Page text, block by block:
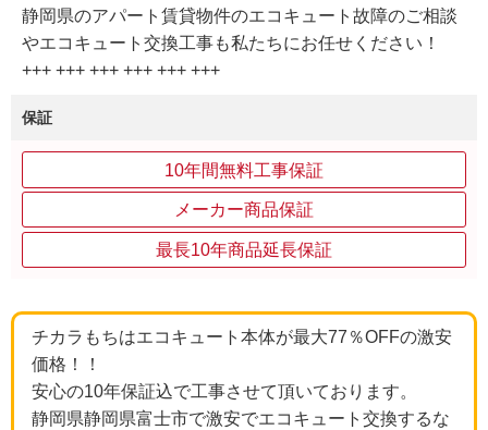
静岡県のアパート賃貸物件のエコキュート故障のご相談
やエコキュート交換工事も私たちにお任せください！
+++ +++ +++ +++ +++ +++
保証
10年間無料工事保証
メーカー商品保証
最長10年商品延長保証
チカラもちはエコキュート本体が最大77％OFFの激安
価格！！
安心の10年保証込で工事させて頂いております。
静岡県静岡県富士市で激安でエコキュート交換するな